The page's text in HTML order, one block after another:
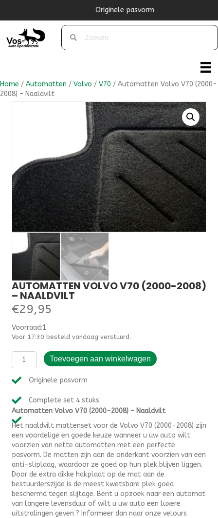
Originele pasvorm
Home / Automatten / Volvo / V70 / Automatten Volvo V70 (2000-
2008) – Naaldvilt
AUTOMATTEN VOLVO V70 (2000-2008)
– NAALDVILT
€29,95
Voorraad:1
Voor 17:30 besteld vandaag verstuurd.
Automatten
Volvo
V70
(2000-
-
Naaldvilt
aantal
Toevoegen aan winkelwagen
Originele pasvorm
Complete set 4 stuks
Automatten Volvo V70 (2000-2008) – Naaldvilt
Het naaldvilt mattenset voor de Volvo V70 (2000-2008) zijn
een voordelige en goede keuze wanneer u uw auto wilt
voorzien van nette automatten met een perfecte
pasvorm. De matten zijn aan de onderkant voorzien van een
anti-sliplaag, waardoor ze goed op hun plek blijven liggen.
Door de extra dikke hakplaat op de mat aan de
bestuurderszijde is de meest kwetsbare plek goed
beschermd tegen slijtage. Bent u opzoek naar een automat
van langere levensduur of wilt u uw auto een luxere
uitstralingen geven ? Informeer dan naar onze velours